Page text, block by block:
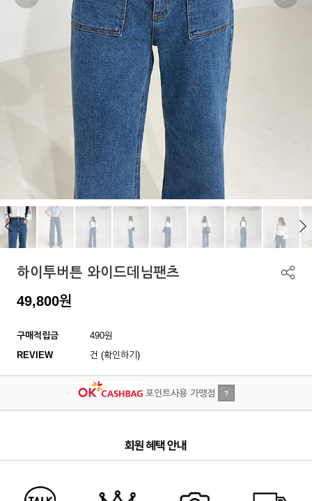
하이투버튼 와이드데님팬츠
49,800원
구매적립금
490원
REVIEW
건 (확인하기)
포인트사용 가맹점 ?